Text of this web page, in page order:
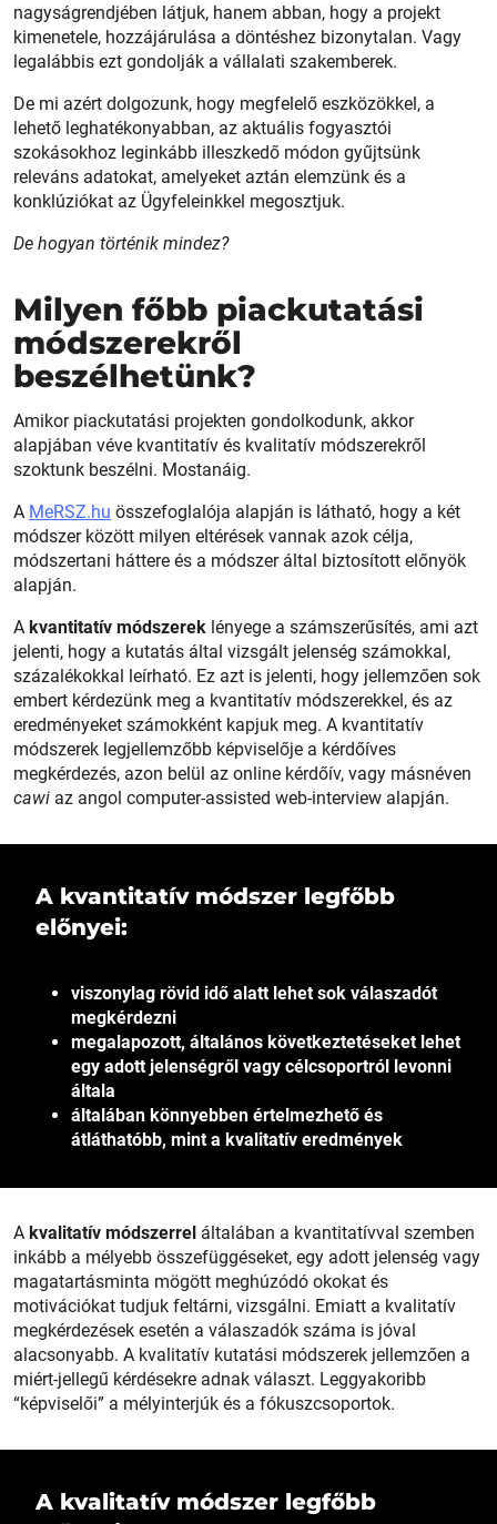
nagyságrendjében látjuk, hanem abban, hogy a projekt
kimenetele, hozzájárulása a döntéshez bizonytalan. Vagy
legalábbis ezt gondolják a vállalati szakemberek.
De mi azért dolgozunk, hogy megfelelő eszközökkel, a
lehető leghatékonyabban, az aktuális fogyasztói
szokásokhoz leginkább illeszkedő módon gyűjtsünk
releváns adatokat, amelyeket aztán elemzünk és a
konklúziókat az Ügyfeleinkkel megosztjuk.
De hogyan történik mindez?
Milyen főbb piackutatási
módszerekről
beszélhetünk?
Amikor piackutatási projekten gondolkodunk, akkor
alapjában véve kvantitatív és kvalitatív módszerekről
szoktunk beszélni. Mostanáig.
A MeRSZ.hu összefoglalója alapján is látható, hogy a két
módszer között milyen eltérések vannak azok célja,
módszertani háttere és a módszer által biztosított előnyök
alapján.
A kvantitatív módszerek lényege a számszerűsítés, ami azt
jelenti, hogy a kutatás által vizsgált jelenség számokkal,
százalékokkal leírható. Ez azt is jelenti, hogy jellemzően sok
embert kérdezünk meg a kvantitatív módszerekkel, és az
eredményeket számokként kapjuk meg. A kvantitatív
módszerek legjellemzőbb képviselője a kérdőíves
megkérdezés, azon belül az online kérdőív, vagy másnéven
cawi az angol computer-assisted web-interview alapján.
A kvantitatív módszer legfőbb
előnyei:
viszonylag rövid idő alatt lehet sok válaszadót
megkérdezni
megalapozott, általános következtetéseket lehet
egy adott jelenségről vagy célcsoportról levonni
általa
általában könnyebben értelmezhető és
átláthatóbb, mint a kvalitatív eredmények
A kvalitatív módszerrel általában a kvantitatívval szemben
inkább a mélyebb összefüggéseket, egy adott jelenség vagy
magatartásminta mögött meghúzódó okokat és
motivációkat tudjuk feltárni, vizsgálni. Emiatt a kvalitatív
megkérdezések esetén a válaszadók száma is jóval
alacsonyabb. A kvalitatív kutatási módszerek jellemzően a
miért-jellegű kérdésekre adnak választ. Leggyakoribb
“képviselői” a mélyinterjúk és a fókuszcsoportok.
A kvalitatív módszer legfőbb